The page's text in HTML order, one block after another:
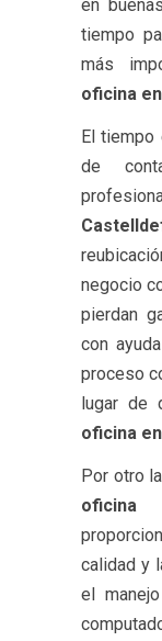
en
tiempo
más
oficina
El tiempo
de
negocio
pierdan
con
proceso
lugar de
oficina
Por otro
oficina
calidad y
el